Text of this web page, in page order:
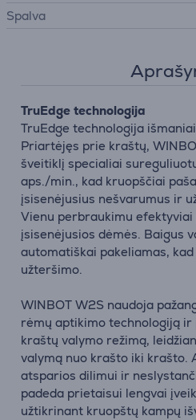
Spalva
TruEdge technologija
TruEdge technologija
Priartėjęs prie kraštų,
šveitiklį specialiai
aps./min., kad kruopščiai
įsisenėjusius nešvarumus ir
Vienu perbraukimu
įsisenėjusios dėmės. Baigus
automatiškai pakeliamas,
užteršimo.
WINBOT W2S naudoja
rėmų aptikimo technologiją
kraštų valymo režimą,
valymą nuo krašto iki krašto.
atsparios dilimui ir
padeda prietaisui lengvai
užtikrinant kruopštų kampų